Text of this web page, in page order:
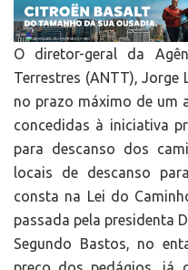
O diretor-geral da
Terrestres (ANTT), Jorge
no prazo máximo de um
concedidas à iniciativa
para descanso dos
locais de descanso
consta na Lei do
passada pela presidenta
Segundo Bastos, no